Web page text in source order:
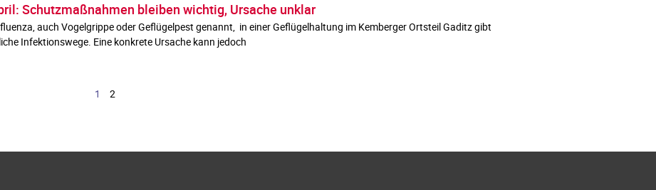
Schutzmaßnahmen bleiben wichtig, Ursache unklar
auch Vogelgrippe oder Geflügelpest genannt, in einer Geflügelhaltung im Kemberger Ortsteil Gaditz gibt
Infektionswege. Eine konkrete Ursache kann jedoch
1 2